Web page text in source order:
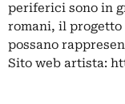
periferici sono in
romani, il progetto
possano
Sito web artista: